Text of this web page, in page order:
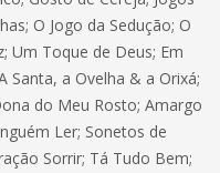
O Jogo da Sedução; O
Um Toque de Deus; Em
Santa, a Ovelha & a Orixá;
do Meu Rosto; Amargo
Ler; Sonetos de
Sorrir; Tá Tudo Bem;